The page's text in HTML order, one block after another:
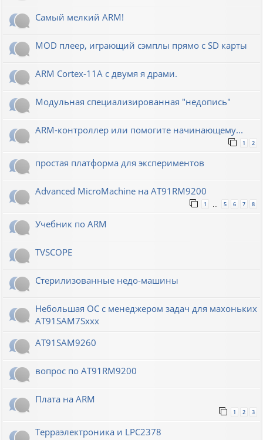
Самый мелкий ARM!
MOD плеер, играющий сэмплы прямо с SD карты
ARM Cortex-11A с двумя я драми.
Модульная специализированная "недопись"
ARM-контроллер или помогите начинающему...
1 2
простая платформа для экспериментов
Advanced MicroMachine на AT91RM9200
1 5 6 7 8
Учебник по ARM
TVSCOPE
Стерилизованные недо-машины
Небольшая ОС с менеджером задач для махоньких
AT91SAM7Sxxx
AT91SAM9260
вопрос по AT91RM9200
Плата на ARM
1 2 3
Терраэлектроника и LPC2378